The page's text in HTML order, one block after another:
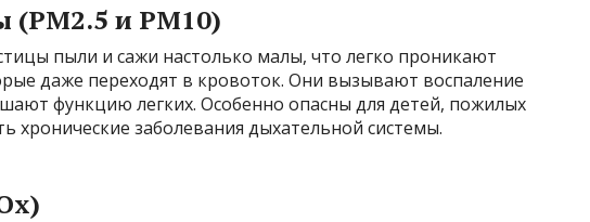
(PM2.5 и PM10)
пыли и сажи настолько малы, что легко проникают
даже переходят в кровоток. Они вызывают воспаление
функцию легких. Особенно опасны для детей, пожилых
хронические заболевания дыхательной системы.